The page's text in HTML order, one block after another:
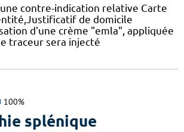
contre-indication relative Carte
de domicile
d'une crème "emla", appliquée
traceur sera injecté
100%
splénique